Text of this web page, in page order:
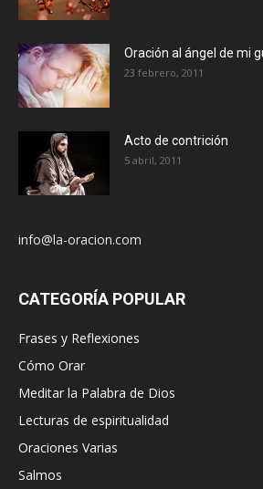
Oración al ángel de mi
23 febrero, 2011
Acto de contrición
5 abril, 2011
info@la-oracion.com
CATEGORÍA POPULAR
Frases y Reflexiones
Cómo Orar
Meditar la Palabra de Dios
Lecturas de espiritualidad
Oraciones Varias
Salmos